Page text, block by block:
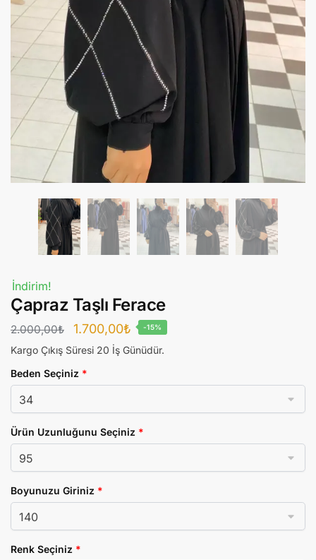
İndirim!
Çapraz Taşlı Ferace
2.000,00₺
Orijinal
fiyat:
2.000,00₺.
1.700,00₺ Şu
andaki
1.700,00₺.
-15%
Kargo Çıkış Süresi 20 İş Günüdür.
Beden Seçiniz *
Ürün Uzunluğunu Seçiniz *
Boyunuzu Giriniz *
Renk Seçiniz *